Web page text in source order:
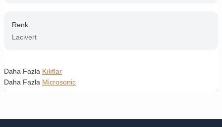
Renk
Lacivert
Daha Fazla Kılıflar
Daha Fazla Microsonic